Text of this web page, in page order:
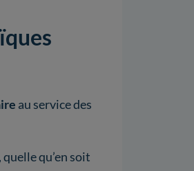
au service des
, quelle qu’en soit